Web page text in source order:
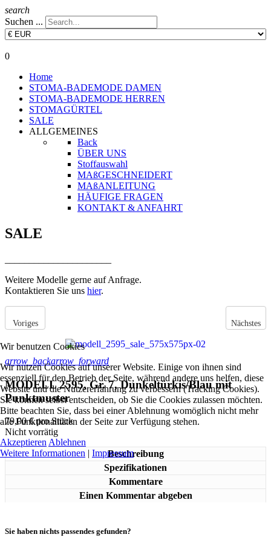
search
Suchen ...
0
Home
STOMA-BADEMODE DAMEN
STOMA-BADEMODE HERREN
STOMAGÜRTEL
SALE
ALLGEMEINES
Back
ÜBER UNS
Stoffauswahl
MAßGESCHNEIDERT
MAßANLEITUNG
HÄUFIGE FRAGEN
KONTAKT & ANFAHRT
SALE
Weitere Modelle gerne auf Anfrage.
Kontaktieren Sie uns hier.
Voriges Nächstes
arrow_backarrow_forward
MODELL 2595, Gr. 7, Dunkeltürkis/Blau mit
Punktmuster
79,00 € pro Stück
Nicht vorrätig
Beschreibung
Spezifikationen
Kommentare
Einen Kommentar abgeben
Sie haben nichts passendes gefunden?
Wir benutzen Cookies
Wir nutzen Cookies auf unserer Website. Einige von ihnen sind
essenziell für den Betrieb der Seite, während andere uns helfen, diese
Website und die Nutzererfahrung zu verbessern (Tracking Cookies).
Sie können selbst entscheiden, ob Sie die Cookies zulassen möchten.
Bitte beachten Sie, dass bei einer Ablehnung womöglich nicht mehr
alle Funktionalitäten der Seite zur Verfügung stehen.
Akzeptieren Ablehnen
Weitere Informationen | Impressum